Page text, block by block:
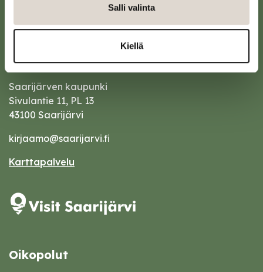
Salli valinta
Kiellä
Saarijärven kaupunki
Sivulantie 11, PL 13
43100 Saarijärvi
kirjaamo@saarijarvi.fi
Karttapalvelu
Oikopolut